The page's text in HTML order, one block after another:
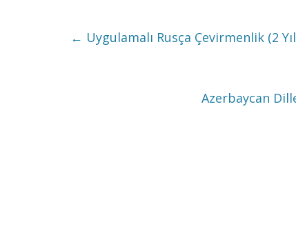
← Uygulamalı Rusça Çevirmenlik (2
Azerbaycan